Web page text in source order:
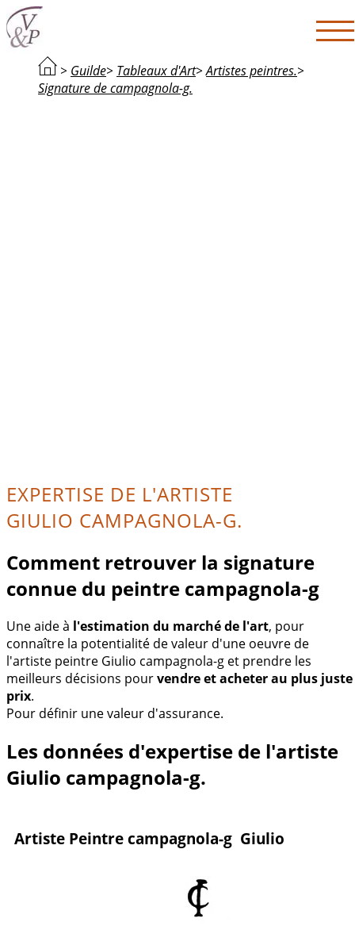
> Guilde> Tableaux d'Art>Artistes peintres.>
Signature de campagnola-g.
EXPERTISE DE L'ARTISTE
GIULIO CAMPAGNOLA-G.
Comment retrouver la signature
connue du peintre campagnola-g
Une aide à l'estimation du marché de l'art, pour
connaître la potentialité de valeur d'une oeuvre de
l'artiste peintre Giulio campagnola-g et prendre les
meilleurs décisions pourvendre et acheter au plus juste
prix.
Pour définir une valeur d'assurance.
Les données d'expertise de l'artiste
Giulio campagnola-g.
Artiste Peintre campagnola-g Giulio